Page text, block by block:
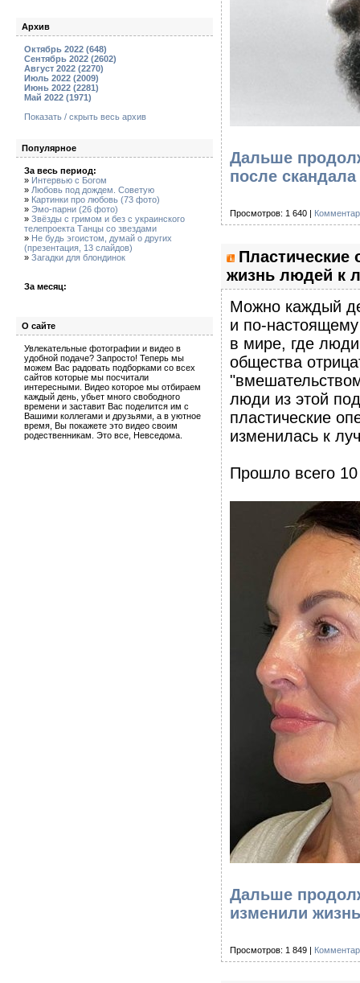
Архив
Октябрь 2022 (648)
Сентябрь 2022 (2602)
Август 2022 (2270)
Июль 2022 (2009)
Июнь 2022 (2281)
Май 2022 (1971)
Показать / скрыть весь архив
Популярное
За весь период:
» Интервью с Богом
» Любовь под дождем. Советую
» Картинки про любовь (73 фото)
» Эмо-парни (26 фото)
» Звёзды с гримом и без с украинского
телепроекта Танцы со звездами
» Не будь эгоистом, думай о других
(презентация, 13 слайдов)
» Загадки для блондинок
За месяц:
О сайте
Увлекательные фотографии и видео в
удобной подаче? Запросто! Теперь мы
можем Вас радовать подборками со всех
сайтов которые мы посчитали
интересными. Видео которое мы отбираем
каждый день, убьет много свободного
времени и заставит Вас поделится им с
Вашими коллегами и друзьями, а в уютное
время, Вы покажете это видео своим
родественникам. Это все, Невседома.
Дальше
после
Просмотров: 1 640 |
Пластические
жизнь людей к
Можно каждый
и по-
в мире, где
общества
люди из этой
пластические
изменилась к
Прошло всего
Дальше
изменили
Просмотров: 1 849 |